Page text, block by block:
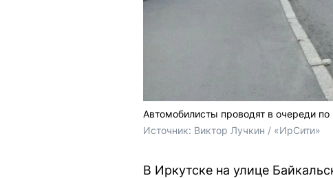
Автомобилисты проводят в очереди
Источник: Виктор Лучкин / «ИрСити»
В Иркутске на улице